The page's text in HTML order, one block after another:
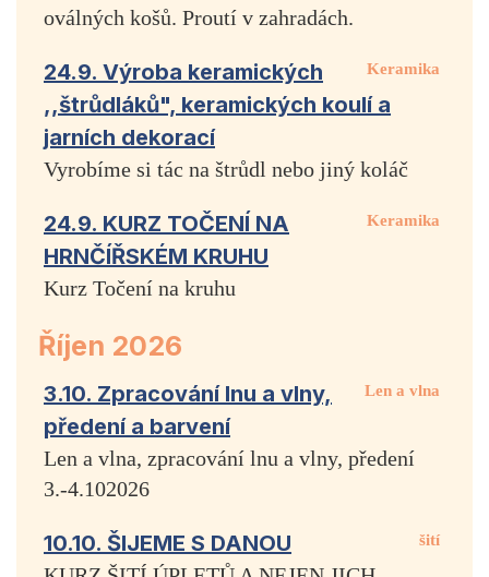
oválných košů. Proutí v zahradách.
Keramika
24.9. Výroba keramických
,,štrůdláků", keramických koulí a
jarních dekorací
Vyrobíme si tác na štrůdl nebo jiný koláč
Keramika
24.9. KURZ TOČENÍ NA
HRNČÍŘSKÉM KRUHU
Kurz Točení na kruhu
Říjen 2026
Len a vlna
3.10. Zpracování lnu a vlny,
předení a barvení
Len a vlna, zpracování lnu a vlny, předení
3.-4.102026
šití
10.10. ŠIJEME S DANOU